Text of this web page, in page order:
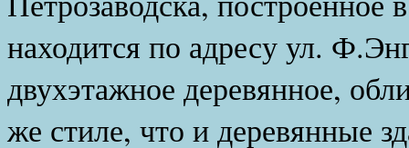
находится по адресу ул.
двухэтажное деревянное,
же стиле, что и деревянные